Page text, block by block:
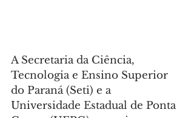
A Secretaria da Ciência,
Tecnologia e Ensino Superior
do Paraná (Seti) e a
Universidade Estadual de Ponta